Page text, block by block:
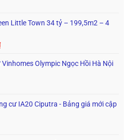
Little Town 34 tỷ – 199,5m2 – 4
Olympic Ngọc Hồi Hà Nội
cư IA20 Ciputra - Bảng giá mới cập